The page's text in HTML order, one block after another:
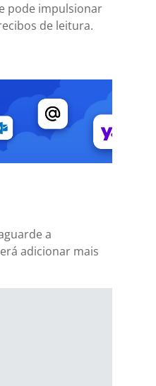
pode impulsionar
de leitura.
a
adicionar mais